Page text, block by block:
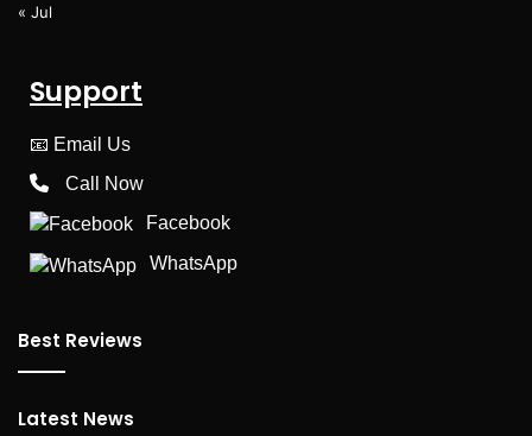
« Jul
Support
📧 Email Us
Call Now
Facebook
WhatsApp
Best Reviews
Latest News